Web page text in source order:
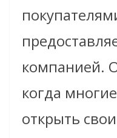
компанией.
когда
открыть